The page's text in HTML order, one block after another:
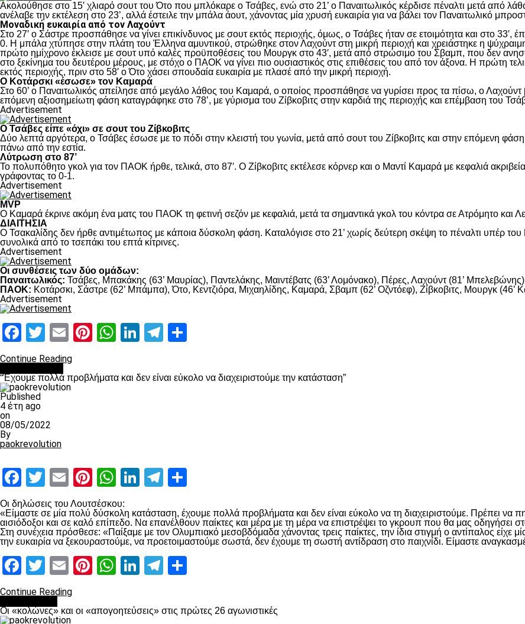
Ακολούθησε στο 15′ χλιαρό σουτ του Ότο που μπλόκαρε ο Τσάβες, ενώ στο 21’ ο Παναιτωλικός κέρδισε πέναλτι μετά από
ανέλαβε την εκτέλεση στο 23’, αλλά έστειλε την μπάλα άουτ, χάνοντας μία χρυσή ευκαιρία για να βάλει τον Παναιτωλικό
Μοναδική ευκαιρία από τον Λαχούντ
Στο 27′ ο Σάστρε προσπάθησε να γίνει επικίνδυνος με σουτ εκτός περιοχής, όμως, ο Τσάβες ήταν σε ετοιμότητα και στο 33′,
0. Η μπάλα χτύπησε στην πλάτη του Έλληνα αμυντικού, στρώθηκε στον Λαχούντ στη μικρή περιοχή και χρειάστηκε η
πρώτο ημίχρονο έκλεισε με σουτ υπό καλές προϋποθέσεις του Μουργκ στο 43′, μετά από στρώσιμο του Σβαμπ, που δεν
στο ξεκίνημα του δευτέρου μέρους, με στόχο ο ΠΑΟΚ να γίνει πιο ουσιαστικός στις επιθέσεις του από τον άξονα. Η πρώτη
εκτός περιοχής, πριν στο 58′ ο Ότο χάσει σπουδαία ευκαιρία με πλασέ από την μικρή περιοχή.
Ο Κοτάρσκι «έσωσε» τον Καμαρά
Στο 60’ ο Παναιτωλικός απείλησε από μεγάλο λάθος του Καμαρά, ο οποίος προσπάθησε να γυρίσει προς τα πίσω, ο
επόμενη αξιοσημείωτη φάση καταγράφηκε στο 78’, με γύρισμα του Ζίβκοβιτς στην καρδιά της περιοχής και επέμβαση του
Advertisement
Ο Τσάβες είπε «όχι» σε σουτ του Ζίβκοβιτς
Δύο λεπτά αργότερα, ο Τσάβες έσωσε με το πόδι στην κλειστή του γωνία, μετά από σουτ του Ζίβκοβιτς και στην επόμενη
πάνω από την εστία.
Λύτρωση στο 87’
Το πολυπόθητο γκολ για τον ΠΑΟΚ ήρθε, τελικά, στο 87′. Ο Ζίβκοβιτς εκτέλεσε κόρνερ και ο Μαντί Καμαρά με κεφαλιά
γράφοντας το 0-1.
Advertisement
MVP
Ο Καμαρά έκρινε ακόμη ένα ματς του ΠΑΟΚ τη φετινή σεζόν με κεφαλιά, μετά τα σημαντικά γκολ του κόντρα σε Ατρόμητο και
ΔΙΑΙΤΗΣΙΑ
Ο Τσακαλίδης δεν ήρθε αντιμέτωπος με κάποια δύσκολη φάση. Καταλόγισε στο 21’ χωρίς δεύτερη σκέψη το πέναλτι υπέρ του
συνολικά από το τσεπάκι του επτά κίτρινες.
Advertisement
Οι συνθέσεις των δύο ομάδων:
Παναιτωλικός: Τσάβες, Μπακάκης (63’ Μαυρίας), Παντελάκης, Μαιντέβατς (63’ Λομόνακο), Πέρες, Λαχούντ (81’
ΠΑΟΚ: Κοτάρσκι, Σάστρε (62’ Μπάμπα), Ότο, Κεντζιόρα, Μιχαηλίδης, Καμαρά, Σβαμπ (62’ Οζντόεφ), Ζίβκοβιτς, Μουργκ (46’
Advertisement
Facebook
Twitter
EmailPinterest
WhatsApp
LinkedIn
Telegram
Continue Reading
“Έχουμε πολλά προβλήματα και δεν είναι εύκολο να διαχειριστούμε την κατάσταση”
Published
4 έτη ago
on
08/05/2022
By
paokrevolution
Facebook
Twitter
EmailPinterest
WhatsApp
LinkedIn
Telegram
Οι δηλώσεις του Λουτσέσκου:
«Είμαστε σε μία πολύ δύσκολη κατάσταση, έχουμε πολλά προβλήματα και δεν είναι εύκολο να τη διαχειριστούμε. Πρέπει να
αισιόδοξοι και σε καλό επίπεδο. Να επανέλθουν παίκτες και μέρα με τη μέρα να επιστρέψει το γκρουπ που θα μας οδηγήσει
Στη συνέχεια πρόσθεσε: «Παίξαμε με τον Ολυμπιακό μεσοβδόμαδα χάνοντας τρεις παίκτες, την ίδια στιγμή ο αντίπαλος
την ευκαιρία να ξεκουραστούμε, να προετοιμαστούμε σωστά, δεν έχουμε τη σωστή αντίδραση στο παιχνίδι. Είμαστε
Facebook
Twitter
EmailPinterest
WhatsApp
LinkedIn
Telegram
Continue Reading
Οι «κολώνες» και οι «απογοητεύσεις» στις πρώτες 26 αγωνιστικές